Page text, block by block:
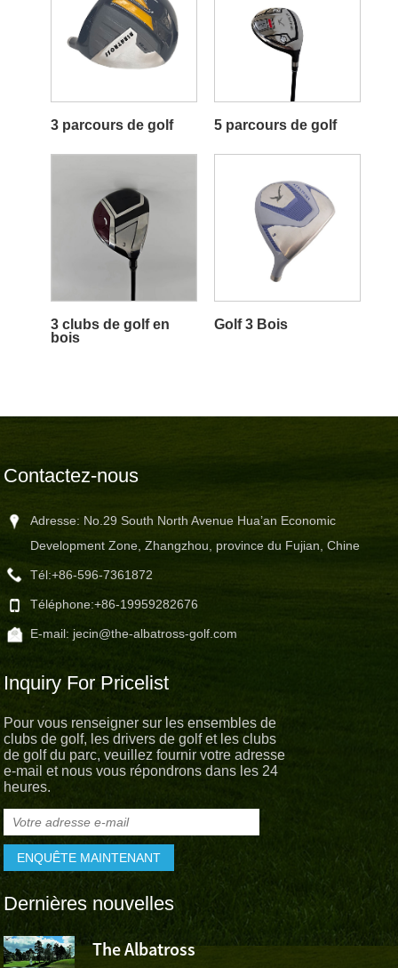
3 parcours de golf 5 parcours de golf
3 clubs de golf en
bois
Golf 3 Bois
Contactez-nous
Adresse: No.29 South North Avenue Hua’an Economic
Development Zone, Zhangzhou, province du Fujian, Chine
Tél:+86-596-7361872
Téléphone:+86-19959282676
E-mail: jecin@the-albatross-golf.com
Inquiry For Pricelist
Pour vous renseigner sur les ensembles de
clubs de golf, les drivers de golf et les clubs
de golf du parc, veuillez fournir votre adresse
e-mail et nous vous répondrons dans les 24
heures.
Dernières nouvelles
The Albatross
L’Albatross